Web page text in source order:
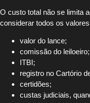
O custo total não se limita
considerar todos os
valor do lance;
comissão do leiloeiro;
ITBI;
registro no Cartório
certidões;
custas judiciais,